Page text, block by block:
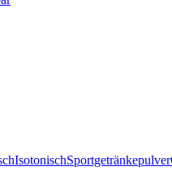
IsotonischSportgetränkepulver